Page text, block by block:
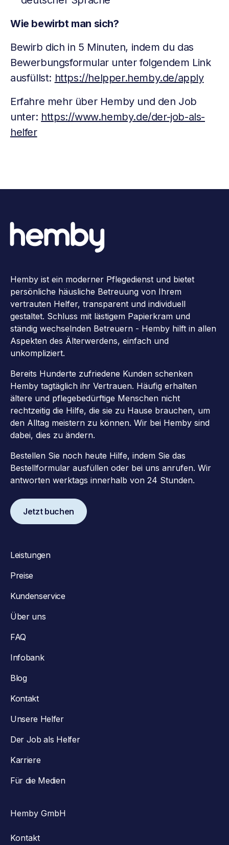
Wie bewirbt man sich?
Bewirb dich in 5 Minuten, indem du das
Bewerbungsformular unter folgendem Link
ausfüllst: https://helpper.hemby.de/apply
Erfahre mehr über Hemby und den Job
unter: https://www.hemby.de/der-job-als-
helfer
Hemby ist ein moderner Pflegedienst und bietet
persönliche häusliche Betreuung von Ihrem
vertrauten Helfer, transparent und individuell
gestaltet. Schluss mit lästigem Papierkram und
ständig wechselnden Betreuern - Hemby hilft in allen
Aspekten des Älterwerdens, einfach und
unkompliziert.
Bereits Hunderte zufriedene Kunden schenken
Hemby tagtäglich ihr Vertrauen. Häufig erhalten
ältere und pflegebedürftige Menschen nicht
rechtzeitig die Hilfe, die sie zu Hause brauchen, um
den Alltag meistern zu können. Wir bei Hemby sind
dabei, dies zu ändern.
Bestellen Sie noch heute Hilfe, indem Sie das
Bestellformular ausfüllen oder bei uns anrufen. Wir
antworten werktags innerhalb von 24 Stunden.
Jetzt buchen
Leistungen
Preise
Kundenservice
Über uns
FAQ
Infobank
Blog
Kontakt
Unsere Helfer
Der Job als Helfer
Karriere
Für die Medien
Hemby GmbH
Kontakt